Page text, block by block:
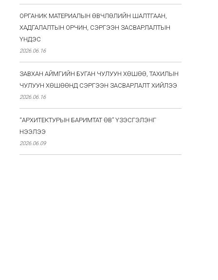
ОРГАНИК МАТЕРИАЛЫН ӨВЧЛӨЛИЙН ШАЛТГААН,
ХАДГАЛАЛТЫН ОРЧИН, СЭРГЭЭН ЗАСВАРЛАЛТЫН
ҮНДЭС
2026.06.16
ЗАВХАН АЙМГИЙН БУГАН ЧУЛУУН ХӨШӨӨ, ТАХИЛЫН
ЧУЛУУН ХӨШӨӨНД СЭРГЭЭН ЗАСВАРЛАЛТ ХИЙЛЭЭ
2026.06.16
“АРХИТЕКТУРЫН БАРИМТАТ ӨВ” ҮЗЭСГЭЛЭНГ
НЭЭЛЭЭ
2026.06.09